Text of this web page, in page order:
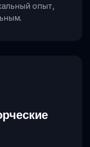
опыт,